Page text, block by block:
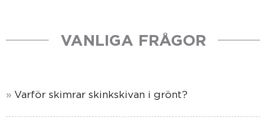
VANLIGA FRÅGOR
Varför skimrar skinkskivan i grönt?